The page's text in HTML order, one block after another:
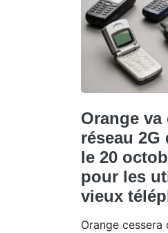
Orange
réseau 2G
le 20
pour les
vieux
Orange cessera